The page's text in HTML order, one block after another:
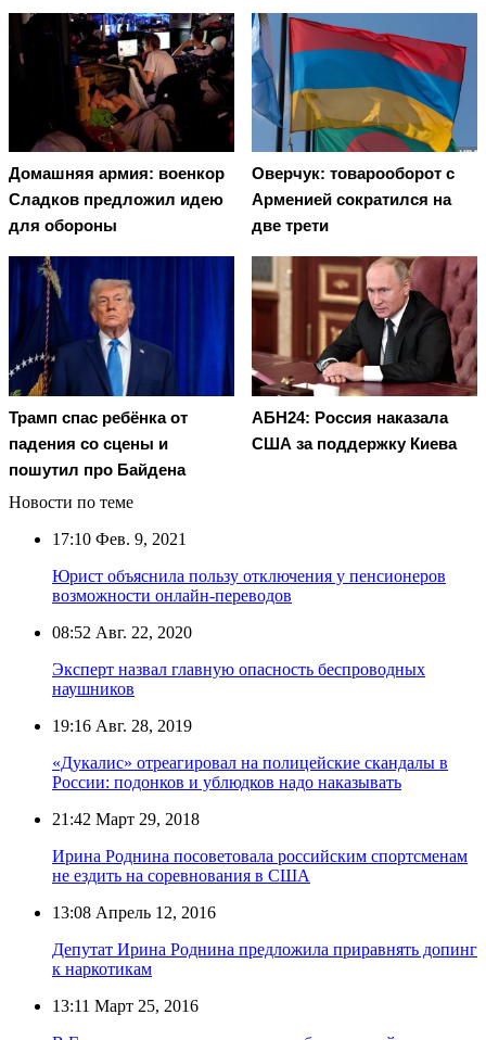
Домашняя армия: военкор
Сладков предложил идею
для обороны
Оверчук: товарооборот с
Арменией сократился на
две трети
Трамп спас ребёнка от
падения со сцены и
пошутил про Байдена
АБН24: Россия наказала
США за поддержку Киева
Новости по теме
17:10 Фев. 9, 2021
Юрист объяснила пользу отключения у пенсионеров
возможности онлайн-переводов
08:52 Авг. 22, 2020
Эксперт назвал главную опасность беспроводных
наушников
19:16 Авг. 28, 2019
«Дукалис» отреагировал на полицейские скандалы в
России: подонков и ублюдков надо наказывать
21:42 Март 29, 2018
Ирина Роднина посоветовала российским спортсменам
не ездить на соревнования в США
13:08 Апрель 12, 2016
Депутат Ирина Роднина предложила приравнять допинг
к наркотикам
13:11 Март 25, 2016